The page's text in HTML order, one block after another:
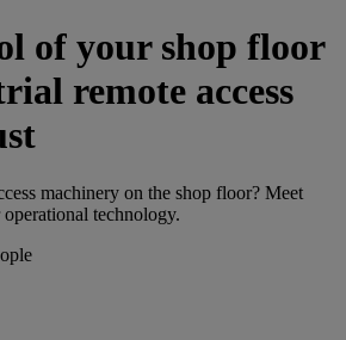
of your shop floor
remote access
machinery on the shop floor? Meet
technology.